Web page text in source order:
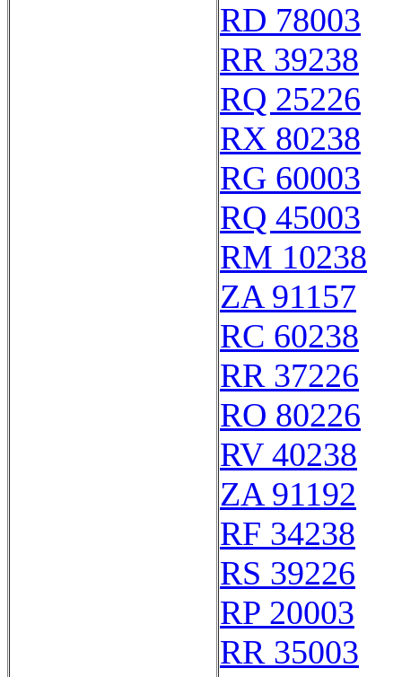
RD 78003
RR 39238
RQ 25226
RX 80238
RG 60003
RQ 45003
RM 10238
ZA 91157
RC 60238
RR 37226
RO 80226
RV 40238
ZA 91192
RF 34238
RS 39226
RP 20003
RR 35003